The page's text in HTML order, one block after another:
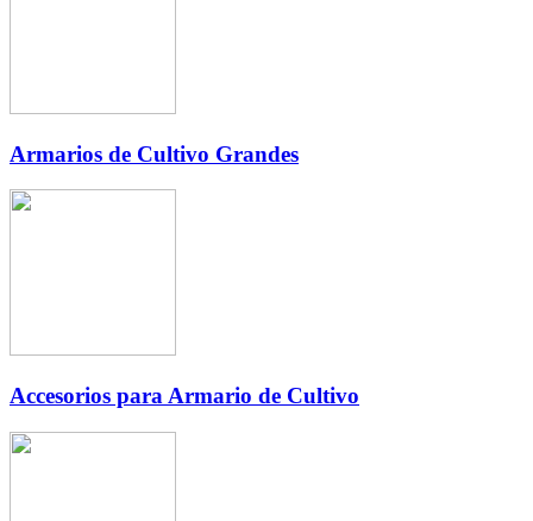
Armarios de Cultivo Grandes
Accesorios para Armario de Cultivo